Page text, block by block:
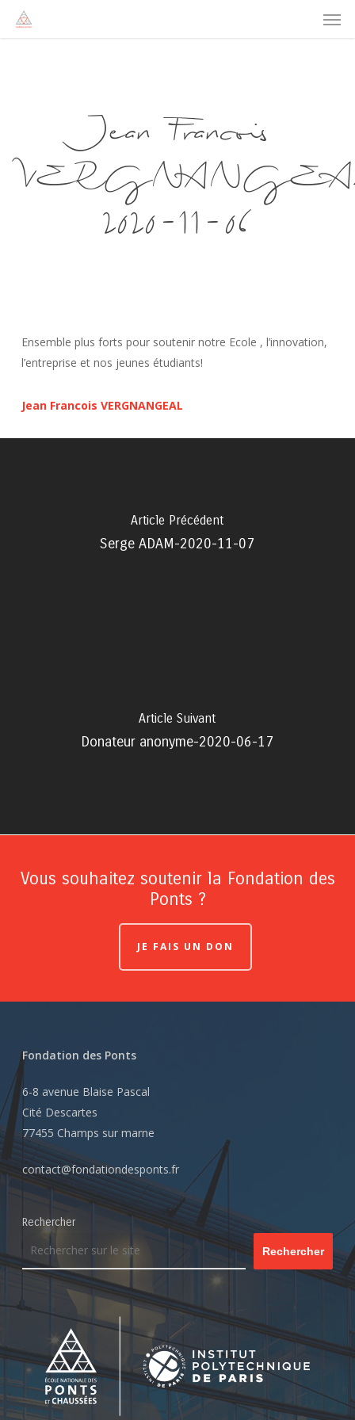
Jean Francois
2020-11-06
Ensemble plus forts pour soutenir notre Ecole , l’innovation,
l’entreprise et nos jeunes étudiants!
Jean Francois VERGNANGEAL
Article Précédent
Serge ADAM-2020-11-07
Article Suivant
Donateur anonyme-2020-06-17
Vous souhaitez soutenir la Fondation des
Ponts ?
JE FAIS UN DON
Fondation des Ponts
6-8 avenue Blaise Pascal
Cité Descartes
77455 Champs sur marne
contact@fondationdesponts.fr
Rechercher
Rechercher